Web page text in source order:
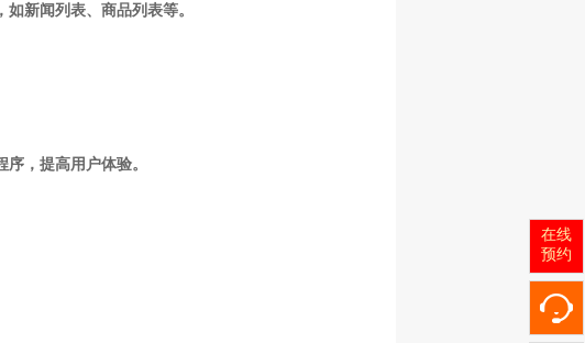
新闻列表、商品列表等。
，提高用户体验。
在线
预约